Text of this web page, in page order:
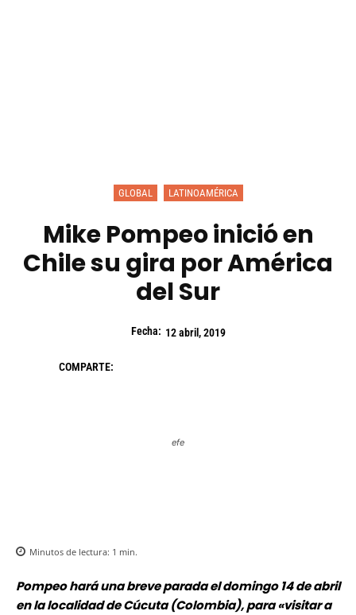
GLOBAL LATINOAMÉRICA
Mike Pompeo inició en
Chile su gira por América
del Sur
Fecha: 12 abril, 2019
COMPARTE:
efe
Minutos de lectura: 1 min.
Pompeo hará una breve parada el domingo 14 de abril
en la localidad de Cúcuta (Colombia), para «visitar a